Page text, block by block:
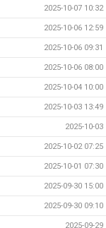
2025-10-07 10:32
2025-10-06 12:59
2025-10-06 09:31
2025-10-06 08:00
2025-10-04 10:00
2025-10-03 13:49
2025-10-03
2025-10-02 07:25
2025-10-01 07:30
2025-09-30 15:00
2025-09-30 09:10
2025-09-29